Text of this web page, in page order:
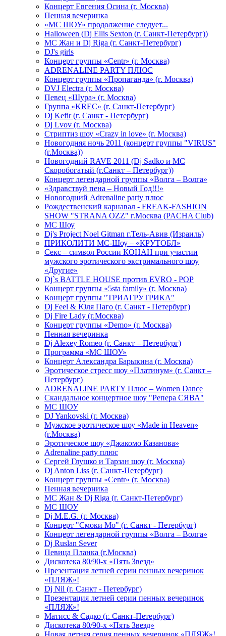
Концерт Евгения Осина (г. Москва)
Пенная вечеринка
«МС ШОУ» продолжение следует...
Halloween (Dj Ellis Sexton (г. Санкт-Петербург))
МС Жан и Dj Riga (г. Санкт-Петербург)
DJ's girls
Концерт группы «Centr» (г. Москва)
ADRENALINE PARTY ПЛЮС
Концерт группы «Пропаганда» (г. Москва)
DVJ Electra (г. Москва)
Певец «Шура» (г. Москва)
Группа «KREC» (г. Санкт-Петербург)
Dj Kefir (г. Санкт - Петербург)
Dj Lvov (г. Москва)
Стриптиз шоу «Crazy in love» (г. Москва)
Новогодняя ночь 2011 (концерт группы "VIRUS"
(г.Москва))
Новогодний RAVE 2011 (Dj Sadko и MC
Скоробогатый (г.Санкт – Петербург))
Концерт легендарной группы «Волга – Волга»
«Здравствуй пена – Новый Год!!!»
Новогодний Adrenaline party плюс
Рождественский карнавал - FREAK-FASHION
SHOW "STRANA OZZ" г.Москва (PACHA Club)
MC Шоу
Dj's Project Noel Gitman г.Тель-Авив (Израиль)
ПРИКОЛИТИ МС-Шоу – «КРУТОБЛ»
Секс – символ России КОНАН при участии
мужского эротического экстримального шоу
«Другие»
Dj`s BATTLE HOUSE против EVRO - POP
Концерт группы «5sta family» (г. Москва)
Концерт группы "ТРИАГРУТРИКА"
Dj Feel & Юля Паго (г. Санкт - Петербург)
Dj Fire Lady (г.Москва)
Концерт группы «Demo» (г. Москва)
Пенная вечеринка
Dj Alexey Romeo (г. Санкт – Петербург)
Программа «МС ШОУ»
Концерт Александра Барыкина (г. Москва)
Эротическое стресс шоу «Платинум» (г. Санкт –
Петербург)
ADRENALINE PARTY Плюс – Women Dance
Скандальное концертное шоу "Репера СЯВА"
МС ШОУ
DJ Yankovski (г. Москва)
Мужское эротическое шоу «Made in Heaven»
(г.Москва)
Эротическое шоу «Джакомо Казанова»
Adrenaline party плюс
Сергей Глушко и Тарзан шоу (г. Москва)
Dj Anton Liss (г. Санкт-Петербург)
Концерт группы «Centr» (г. Москва)
Пенная вечерника
МС Жан & Dj Riga (г. Санкт-Петербург)
МС ШОУ
Dj M.E.G. (г. Москва)
Концерт "Смоки Мо" (г. Санкт - Петербург)
Концерт легендарной группы «Волга – Волга»
Dj Ruslan Sever
Певица Планка (г.Москва)
Дискотека 80/90-х «Пять Звезд»
Презентация летней серии пенных вечеринок
«ПЛЯЖ»!
Dj Nil (г. Санкт - Петербург)
Презентация летней серии пенных вечеринок
«ПЛЯЖ»!
Матисс & Садко (г. Санкт-Петербург)
Дискотека 80/90-х «Пять Звезд»
Новая летняя серия пенных вечеринок «ПЛЯЖ»!